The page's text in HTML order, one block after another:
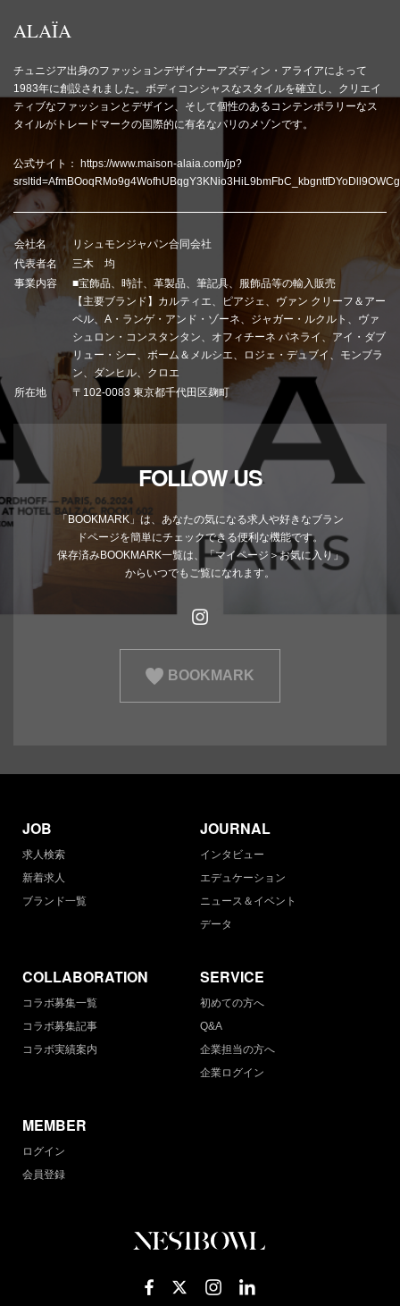
ALAÏA
チュニジア出身のファッションデザイナーアズディン・アライアによって
1983年に創設されました。ボディコンシャスなスタイルを確立し、クリエイ
ティブなファッションとデザイン、そして個性のあるコンテンポラリーなス
タイルがトレードマークの国際的に有名なパリのメゾンです。
公式サイト： https://www.maison-alaia.com/jp?
会社名
リシュモンジャパン合同会社
代表者名
三木 均
事業内容
■宝飾品、時計、革製品、筆記具、服飾品等の輸入販売
【主要ブランド】カルティエ、ピアジェ、ヴァン クリーフ＆アー
ペル、A・ランゲ・アンド・ゾーネ、ジャガー・ルクルト、ヴァ
シュロン・コンスタンタン、オフィチーネ パネライ、アイ・ダブ
リュー・シー、ボーム＆メルシエ、ロジェ・デュブイ、モンブラ
ン、ダンヒル、クロエ
所在地
〒102-0083 東京都千代田区麹町
FOLLOW US
「BOOKMARK」は、あなたの気になる求人や好きなブラン
ドページを簡単にチェックできる便利な機能です。
保存済みBOOKMARK一覧は、「マイページ＞お気に入り」
からいつでもご覧になれます。
BOOKMARK
JOB
求人検索
新着求人
ブランド一覧
JOURNAL
インタビュー
エデュケーション
ニュース＆イベント
データ
COLLABORATION
コラボ募集一覧
コラボ募集記事
コラボ実績案内
SERVICE
初めての方へ
Q&A
企業担当の方へ
企業ログイン
MEMBER
ログイン
会員登録